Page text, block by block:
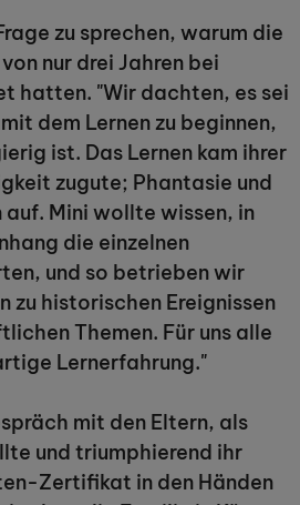
zu sprechen, warum die
nur drei Jahren bei
hatten. "Wir dachten, es sei
dem Lernen zu beginnen,
ist. Das Lernen kam ihrer
zugute; Phantasie und
Mini wollte wissen, in
die einzelnen
und so betrieben wir
zu historischen Ereignissen
Themen. Für uns alle
Lernerfahrung."
mit den Eltern, als
und triumphierend ihr
Zertifikat in den Händen